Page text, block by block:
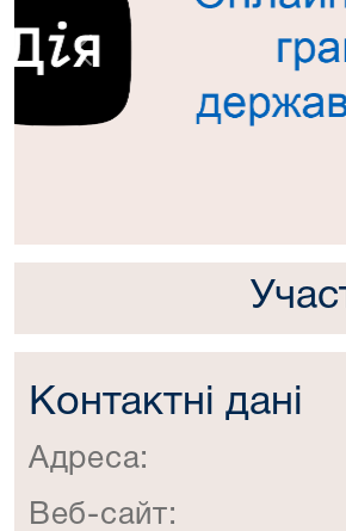
Попередній
Контактні дані
Адреса:
Веб-сайт: